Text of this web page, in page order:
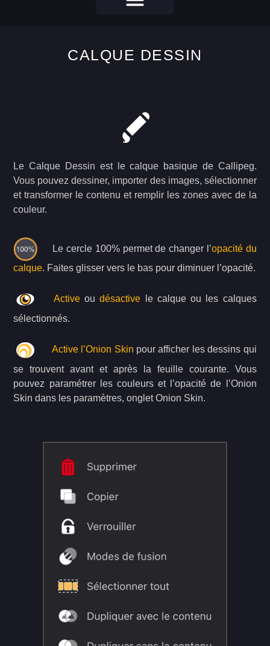
CALQUE DESSIN
Le Calque Dessin est le calque basique de Callipeg.
Vous pouvez dessiner, importer des images, sélectionner
et transformer le contenu et remplir les zones avec de la
couleur.
Le cercle 100% permet de changer l’opacité du
calque. Faites glisser vers le bas pour diminuer l’opacité.
Activeoudésactive le calque ou les calques
sélectionnés.
Active l’Onion Skin pour afficher les dessins qui
se trouvent avant et après la feuille courante. Vous
pouvez paramétrer les couleurs et l’opacité de l’Onion
Skin dans les paramètres, onglet Onion Skin.